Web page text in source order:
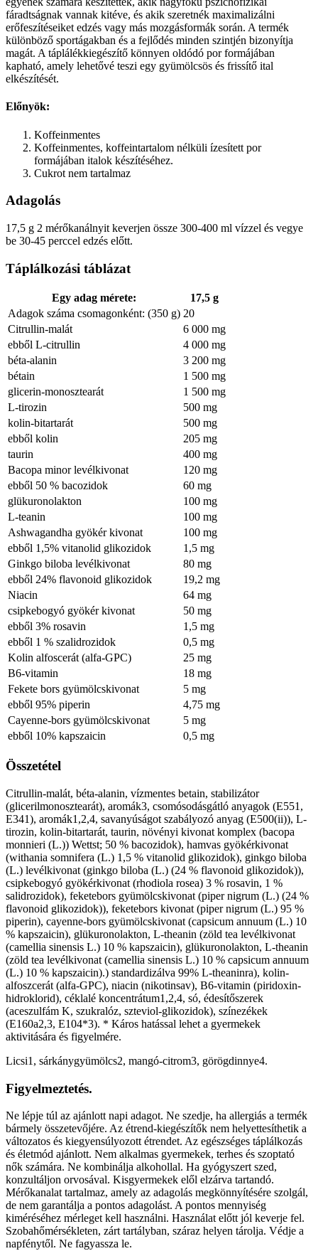
fáradtságnak vannak kitéve, és akik szeretnék maximalizálni
erőfeszítéseiket edzés vagy más mozgásformák során. A termék
különböző sportágakban és a fejlődés minden szintjén bizonyítja
magát. A táplálékkiegészítő könnyen oldódó por formájában
kapható, amely lehetővé teszi egy gyümölcsös és frissítő ital
elkészítését.
Előnyök:
Koffeinmentes
Koffeinmentes, koffeintartalom nélküli ízesített por
formájában italok készítéséhez.
Cukrot nem tartalmaz
Adagolás
17,5 g 2 mérőkanálnyit keverjen össze 300-400 ml vízzel és vegye
be 30-45 perccel edzés előtt.
Táplálkozási táblázat
Egy adag mérete:
17,5 g
Adagok száma csomagonként: (350 g) 20
Citrullin-malát
6 000 mg
ebből L-citrullin
4 000 mg
béta-alanin
3 200 mg
bétain
1 500 mg
glicerin-monosztearát
1 500 mg
L-tirozin
500 mg
kolin-bitartarát
500 mg
ebből kolin
205 mg
taurin
400 mg
Bacopa minor levélkivonat
120 mg
ebből 50 % bacozidok
60 mg
glükuronolakton
100 mg
L-teanin
100 mg
Ashwagandha gyökér kivonat
100 mg
ebből 1,5% vitanolid glikozidok
1,5 mg
Ginkgo biloba levélkivonat
80 mg
ebből 24% flavonoid glikozidok
19,2 mg
Niacin
64 mg
csipkebogyó gyökér kivonat
50 mg
ebből 3% rosavin
1,5 mg
ebből 1 % szalidrozidok
0,5 mg
Kolin alfoscerát (alfa-GPC)
25 mg
B6-vitamin
18 mg
Fekete bors gyümölcskivonat
5 mg
ebből 95% piperin
4,75 mg
Cayenne-bors gyümölcskivonat
5 mg
ebből 10% kapszaicin
0,5 mg
Összetétel
Citrullin-malát, béta-alanin, vízmentes betain, stabilizátor
(glicerilmonosztearát), aromák3, csomósodásgátló anyagok (E551,
E341), aromák1,2,4, savanyúságot szabályozó anyag (E500(ii)), L-
tirozin, kolin-bitartarát, taurin, növényi kivonat komplex (bacopa
monnieri (L.)) Wettst; 50 % bacozidok), hamvas gyökérkivonat
(withania somnifera (L.) 1,5 % vitanolid glikozidok), ginkgo biloba
(L.) levélkivonat (ginkgo biloba (L.) (24 % flavonoid glikozidok)),
csipkebogyó gyökérkivonat (rhodiola rosea) 3 % rosavin, 1 %
salidrozidok), feketebors gyümölcskivonat (piper nigrum (L.) (24 %
flavonoid glikozidok)), feketebors kivonat (piper nigrum (L.) 95 %
piperin), cayenne-bors gyümölcskivonat (capsicum annuum (L.) 10
% kapszaicin), glükuronolakton, L-theanin (zöld tea levélkivonat
(camellia sinensis L.) 10 % kapszaicin), glükuronolakton, L-theanin
(zöld tea levélkivonat (camellia sinensis L.) 10 % capsicum annuum
(L.) 10 % kapszaicin).) standardizálva 99% L-theaninra), kolin-
alfoszcerát (alfa-GPC), niacin (nikotinsav), B6-vitamin (piridoxin-
hidroklorid), céklalé koncentrátum1,2,4, só, édesítőszerek
(aceszulfám K, szukralóz, szteviol-glikozidok), színezékek
(E160a2,3, E104*3). * Káros hatással lehet a gyermekek
aktivitására és figyelmére.
Licsi1, sárkánygyümölcs2, mangó-citrom3, görögdinnye4.
Figyelmeztetés.
Ne lépje túl az ajánlott napi adagot. Ne szedje, ha allergiás a termék
bármely összetevőjére. Az étrend-kiegészítők nem helyettesíthetik a
változatos és kiegyensúlyozott étrendet. Az egészséges táplálkozás
és életmód ajánlott. Nem alkalmas gyermekek, terhes és szoptató
nők számára. Ne kombinálja alkohollal. Ha gyógyszert szed,
konzultáljon orvosával. Kisgyermekek elől elzárva tartandó.
Mérőkanalat tartalmaz, amely az adagolás megkönnyítésére szolgál,
de nem garantálja a pontos adagolást. A pontos mennyiség
kiméréséhez mérleget kell használni. Használat előtt jól keverje fel.
Szobahőmérsékleten, zárt tartályban, száraz helyen tárolja. Védje a
napfénytől. Ne fagyassza le.